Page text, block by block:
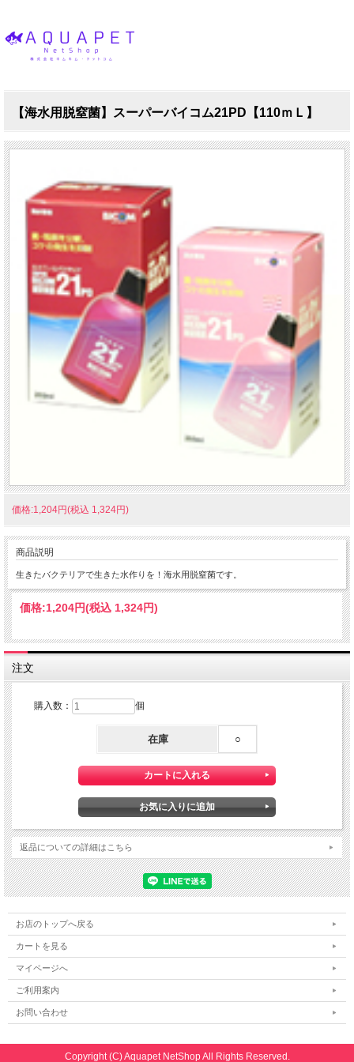
【海水用脱窒菌】スーパーバイコム21PD【110ｍＬ】
価格:1,204円(税込 1,324円)
商品説明
生きたバクテリアで生きた水作りを！海水用脱窒菌です。
価格:1,204円(税込 1,324円)
注文
購入数： 個
在庫 ○
返品についての詳細はこちら
お店のトップへ戻る
カートを見る
マイページへ
ご利用案内
お問い合わせ
Copyright (C) Aquapet NetShop All Rights Reserved.